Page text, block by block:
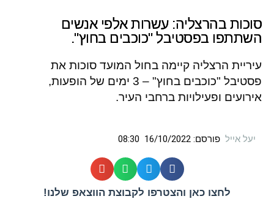
סוכות בהרצליה: עשרות אלפי אנשים
השתתפו בפסטיבל "כוכבים בחוץ".
עיריית הרצליה קיימה בחול המועד סוכות את
פסטיבל "כוכבים בחוץ" – 3 ימים של הופעות,
אירועים ופעילויות ברחבי העיר.
יעל אייל פורסם: 16/10/2022
08:30
לחצו כאן והצטרפו לקבוצת הווצאפ שלנו!